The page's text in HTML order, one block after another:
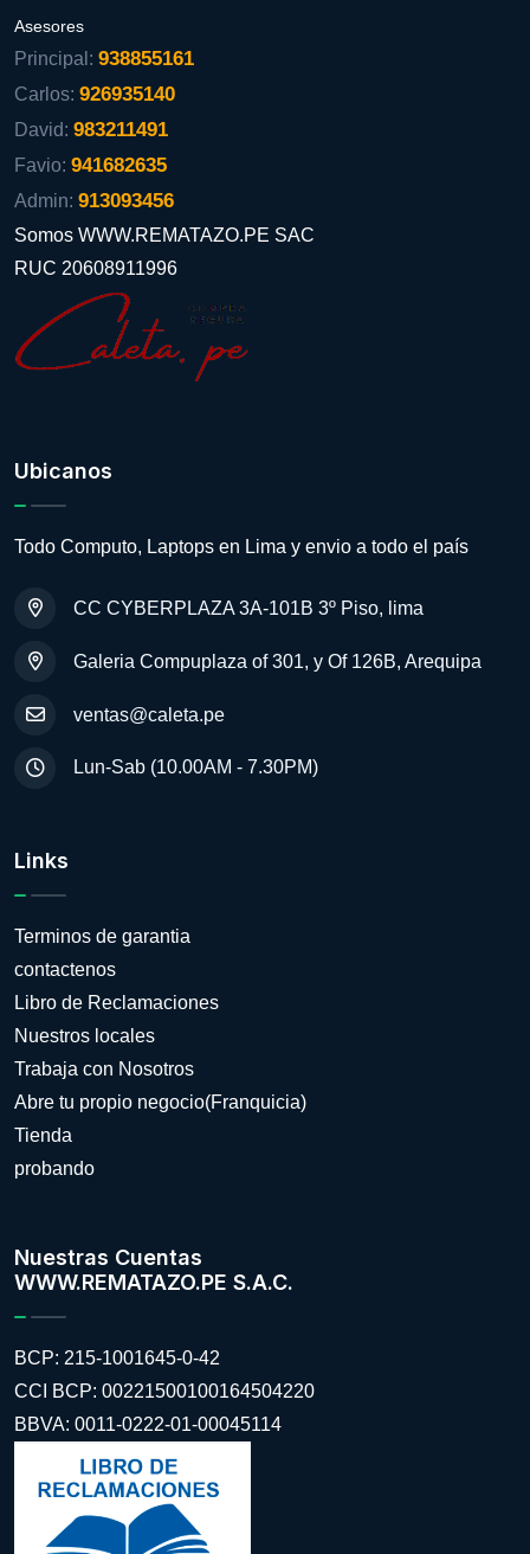
Asesores
Principal: 938855161
Carlos: 926935140
David: 983211491
Favio: 941682635
Admin: 913093456
Somos WWW.REMATAZO.PE SAC
RUC 20608911996
Ubicanos
Todo Computo, Laptops en Lima y envio a todo el país
CC CYBERPLAZA 3A-101B 3º Piso, lima
Galeria Compuplaza of 301, y Of 126B, Arequipa
ventas@caleta.pe
Lun-Sab (10.00AM - 7.30PM)
Links
Terminos de garantia
contactenos
Libro de Reclamaciones
Nuestros locales
Trabaja con Nosotros
Abre tu propio negocio(Franquicia)
Tienda
probando
Nuestras Cuentas
WWW.REMATAZO.PE S.A.C.
BCP: 215-1001645-0-42
CCI BCP: 00221500100164504220
BBVA: 0011-0222-01-00045114